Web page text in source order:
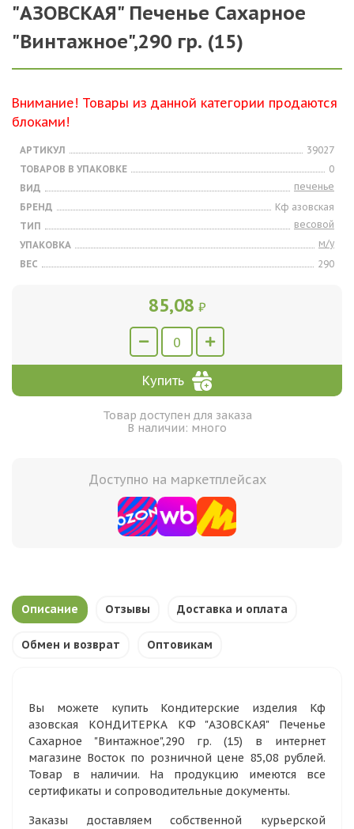
"АЗОВСКАЯ" Печенье Сахарное
"Винтажное",290 гр. (15)
Внимание! Товары из данной категории продаются
блоками!
АРТИКУЛ
39027
ТОВАРОВ В УПАКОВКЕ
0
ВИД
печенье
БРЕНД
Кф азовская
ТИП
весовой
УПАКОВКА
м/у
ВЕС
290
85,08 ₽
Купить
Товар доступен для заказа
В наличии: много
Доступно на маркетплейсах
Описание Отзывы Доставка и оплата
Обмен и возврат Оптовикам
Вы можете купить Кондитерские изделия Кф
азовская КОНДИТЕРКА КФ "АЗОВСКАЯ" Печенье
Сахарное "Винтажное",290 гр. (15) в интернет
магазине Восток по розничной цене 85,08 рублей.
Товар в наличии. На продукцию имеются все
сертификаты и сопроводительные документы.
Заказы доставляем собственной курьерской